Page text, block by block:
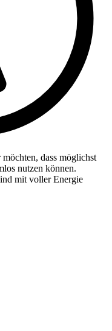
dass möglichst
nutzen können.
mit voller Energie